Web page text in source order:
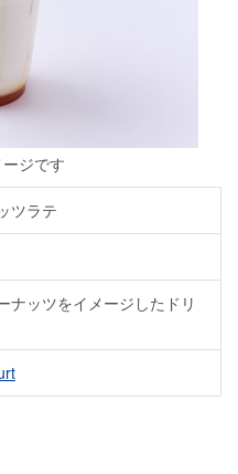
ジです
ツラテ
ナッツをイメージしたドリ